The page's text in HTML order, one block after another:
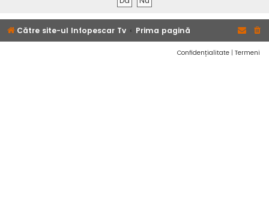
Către site-ul Infopescar Tv Prima pagină
Confidențialitate | Termeni